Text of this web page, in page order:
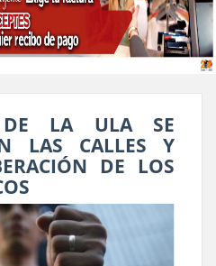
DE LA ULA SE
LAS CALLES Y
DE LOS